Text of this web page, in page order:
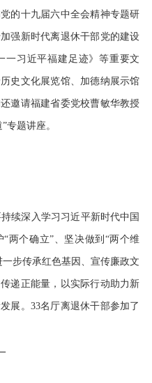
的十九届六中全会精神专题研
强新时代离退休干部党的建设
一习近平福建足迹》等重要文
史文化展览馆、加德纳展示馆
邀请福建省委党校曹敏华教授
专题讲座。
续深入学习习近平新时代中国
两个确立”、坚决做到“两个维
步传承红色基因、宣传廉政文
递正能量，以实际行动助力新
展。33名厅离退休干部参加了